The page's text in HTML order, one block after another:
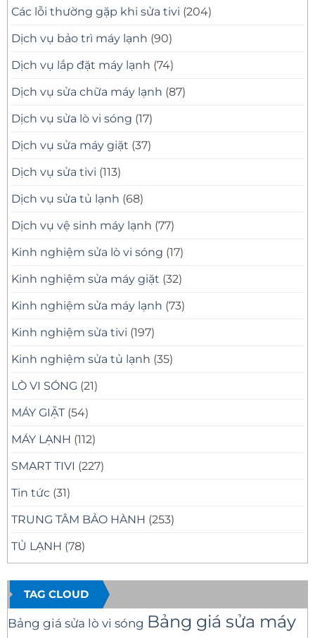
Các lỗi thường gặp khi sửa tivi (204)
Dịch vụ bảo trì máy lạnh (90)
Dịch vụ lắp đặt máy lạnh (74)
Dịch vụ sửa chữa máy lạnh (87)
Dịch vụ sửa lò vi sóng (17)
Dịch vụ sửa máy giặt (37)
Dịch vụ sửa tivi (113)
Dịch vụ sửa tủ lạnh (68)
Dịch vụ vệ sinh máy lạnh (77)
Kinh nghiệm sửa lò vi sóng (17)
Kinh nghiệm sửa máy giặt (32)
Kinh nghiệm sửa máy lạnh (73)
Kinh nghiệm sửa tivi (197)
Kinh nghiệm sửa tủ lạnh (35)
LÒ VI SÓNG (21)
MÁY GIẶT (54)
MÁY LẠNH (112)
SMART TIVI (227)
Tin tức (31)
TRUNG TÂM BẢO HÀNH (253)
TỦ LẠNH (78)
TAG CLOUD
Bảng giá sửa lò vi sóng Bảng giá sửa máy